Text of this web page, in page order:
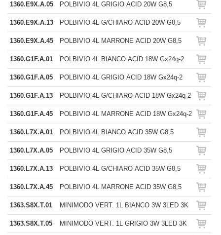
1360.E9X.A.05 POLBIVIO 4L GRIGIO ACID 20W G8,5
1360.E9X.A.13 POLBIVIO 4L G/CHIARO ACID 20W G8,5
1360.E9X.A.45 POLBIVIO 4L MARRONE ACID 20W G8,5
1360.G1F.A.01 POLBIVIO 4L BIANCO ACID 18W Gx24q-2
1360.G1F.A.05 POLBIVIO 4L GRIGIO ACID 18W Gx24q-2
1360.G1F.A.13 POLBIVIO 4L G/CHIARO ACID 18W Gx24q-2
1360.G1F.A.45 POLBIVIO 4L MARRONE ACID 18W Gx24q-2
1360.L7X.A.01 POLBIVIO 4L BIANCO ACID 35W G8,5
1360.L7X.A.05 POLBIVIO 4L GRIGIO ACID 35W G8,5
1360.L7X.A.13 POLBIVIO 4L G/CHIARO ACID 35W G8,5
1360.L7X.A.45 POLBIVIO 4L MARRONE ACID 35W G8,5
1363.S8X.T.01 MINIMODO VERT. 1L BIANCO 3W 3LED 3K
1363.S8X.T.05 MINIMODO VERT. 1L GRIGIO 3W 3LED 3K